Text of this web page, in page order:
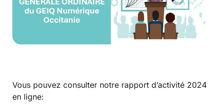
Vous pouvez consulter notre rapport d’activité 2024
en ligne: